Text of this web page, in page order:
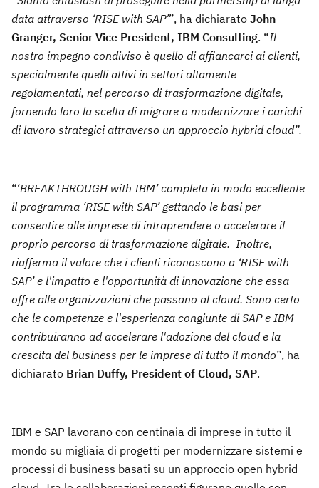
data attraverso ‘RISE with SAP’”, ha dichiarato John
Granger, Senior Vice President, IBM Consulting. “Il
nostro impegno condiviso è quello di affiancarci ai clienti,
specialmente quelli attivi in settori altamente
regolamentati, nel percorso di trasformazione digitale,
fornendo loro la scelta di migrare o modernizzare i carichi
di lavoro strategici attraverso un approccio hybrid cloud”.
“‘BREAKTHROUGH with IBM’ completa in modo eccellente
il programma ‘RISE with SAP’ gettando le basi per
consentire alle imprese di intraprendere o accelerare il
proprio percorso di trasformazione digitale. Inoltre,
riafferma il valore che i clienti riconoscono a ‘RISE with
SAP’ e l'impatto e l'opportunità di innovazione che essa
offre alle organizzazioni che passano al cloud. Sono certo
che le competenze e l'esperienza congiunte di SAP e IBM
contribuiranno ad accelerare l'adozione del cloud e la
crescita del business per le imprese di tutto il mondo”, ha
dichiarato Brian Duffy, President of Cloud, SAP.
IBM e SAP lavorano con centinaia di imprese in tutto il
mondo su migliaia di progetti per modernizzare sistemi e
processi di business basati su un approccio open hybrid